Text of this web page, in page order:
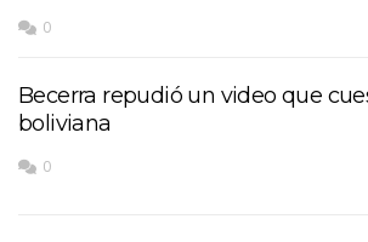
0
Becerra repudió un video que
boliviana
0